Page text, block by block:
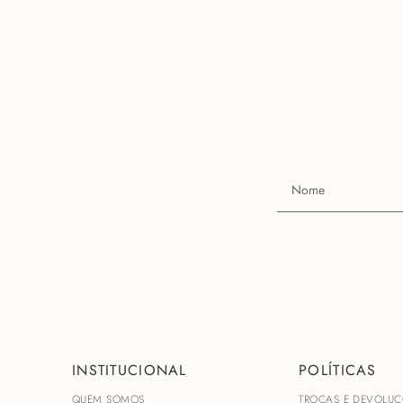
INSTITUCIONAL
QUEM SOMOS
POLÍTICAS
TROCAS E